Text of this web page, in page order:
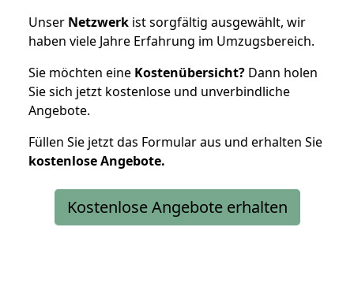
Unser Netzwerk ist sorgfältig ausgewählt, wir
haben viele Jahre Erfahrung im Umzugsbereich.
Sie möchten eine Kostenübersicht? Dann holen
Sie sich jetzt kostenlose und unverbindliche
Angebote.
Füllen Sie jetzt das Formular aus und erhalten Sie
kostenloseAngebote.
Kostenlose Angebote erhalten